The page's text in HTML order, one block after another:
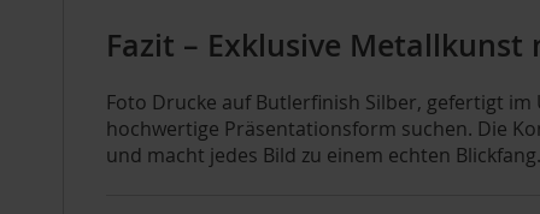
Fazit – Exklusive
Foto Drucke auf Butlerfinish Silber, gefertigt
hochwertige Präsentationsform suchen. Die
und macht jedes Bild zu einem echten Blickfang.